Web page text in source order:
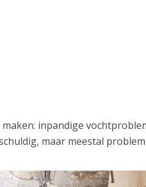
inpandige
maar meestal